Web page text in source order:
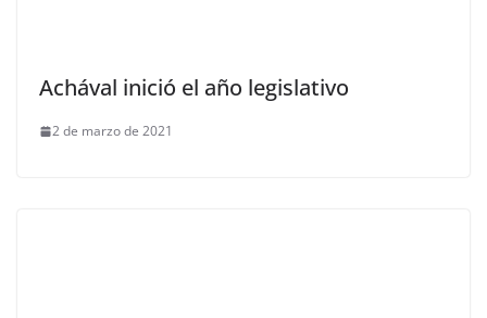
Achával inició el año legislativo
2 de marzo de 2021